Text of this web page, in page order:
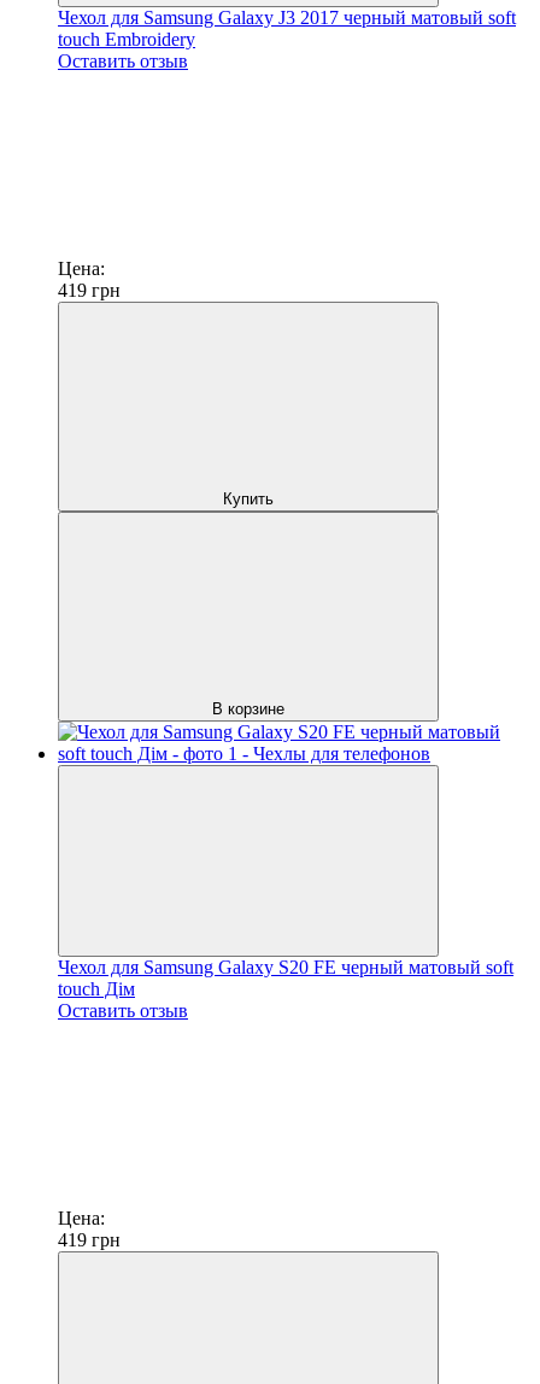
Чехол для Samsung Galaxy J3 2017 черный матовый soft
touch Embroidery
Оставить отзыв
Цена:
419 грн
Купить
В корзине
Чехол для Samsung Galaxy S20 FE черный матовый soft
touch Дім
Оставить отзыв
Цена:
419 грн